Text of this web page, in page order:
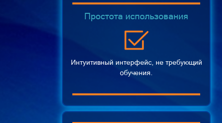
Простота использования
Интуитивный интерфейс, не требующий
обучения.